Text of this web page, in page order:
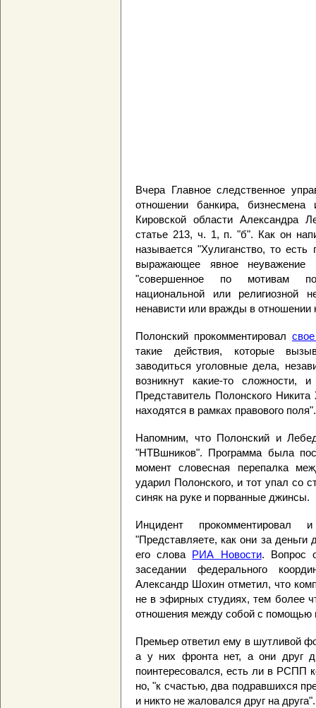
Вчера Главное следственное
отношении банкира,
Кировской области Александра
статье 213, ч. 1, п. "б". Как он
называется "Хулиганство, то
выражающее явное
"совершенное по мотивам
национальной или
ненависти или вражды в отношении
Полонский прокомментировал
такие действия, которые
заводиться уголовные дела,
возникнут какие-то сложности,
Представитель Полонского
находятся в рамках правового поля".
Напомним, что Полонский и
"НТВшников". Программа была
момент словесная перепалка
ударил Полонского, и тот упал со
синяк на руке и порванные джинсы.
Инцидент
"Представляете, как они за деньги
его слова РИА Новости. Вопрос
заседании федерального
Александр Шохин отметил, что
не в эфирных студиях, тем более
отношения между собой с помощью
Премьер ответил ему в шутливой
а у них фронта нет, а они друг
поинтересовался, есть ли в РСПП
но, "к счастью, два подравшихся
и никто не жаловался друг на друга".